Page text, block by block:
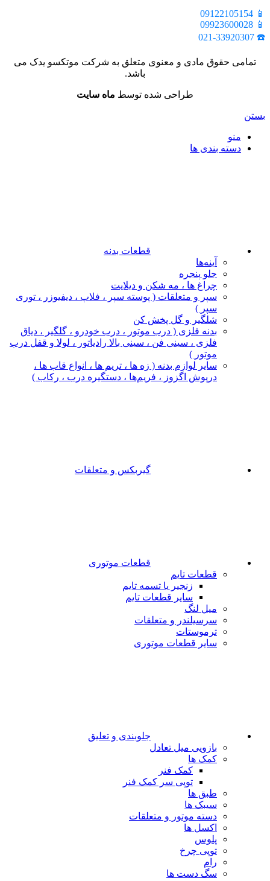
📱 09122105154
📱 09923600028
☎️ 021-33920307
تمامی حقوق مادی و معنوی متعلق به شرکت موتکسو یدک می
باشد.
طراحی شده توسط ماه سایت
بستن
منو
دسته بندی ها
قطعات بدنه
آینه‌ها
جلو پنجره
چراغ‌ ها ، مه‌ شکن و دیلایت
سپر و متعلقات ( پوسته سپر ، فلاپ ، دیفیوزر ، توری
سپر )
شلگیر و گل‌ پخش‌ کن
بدنه فلزی ( درب موتور ، درب خودرو ، گلگیر ، دیاق
فلزی ، سینی فن ، سینی بالا رادیاتور ، لولا و قفل درب
موتور )
سایر لوازم بدنه ( زه ها ، تریم ها ، انواع قاب ها ،
درپوش اگزوز ، فریم‌ها ، دستگیره درب ، رکاب )
گیربکس و متعلقات
قطعات موتوری
قطعات تایم
زنجیر یا تسمه تایم
سایر قطعات تایم
میل لنگ
سرسیلندر و متعلقات
ترموستات
سایر قطعات موتوری
جلوبندی و تعلیق
بازویی میل تعادل
کمک ها
کمک فنر
توپی سر کمک فنر
طبق ها
سیبک ها
دسته موتور و متعلقات
اکسل ها
پلوس
توپی چرخ
رام
سگ دست ها